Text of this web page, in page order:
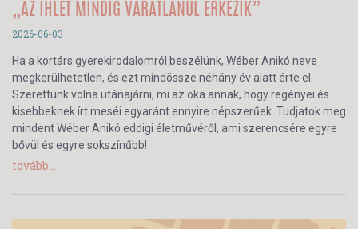
„AZ IHLET MINDIG VÁRATLANUL ÉRKEZIK”
2026-06-03
Ha a kortárs gyerekirodalomról beszélünk, Wéber Anikó neve
megkerülhetetlen, és ezt mindössze néhány év alatt érte el.
Szerettünk volna utánajárni, mi az oka annak, hogy regényei és
kisebbeknek írt meséi egyaránt ennyire népszerűek. Tudjatok meg
mindent Wéber Anikó eddigi életművéről, ami szerencsére egyre
bővül és egyre sokszínűbb!
tovább...